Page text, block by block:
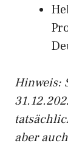
Hinweis:
aber